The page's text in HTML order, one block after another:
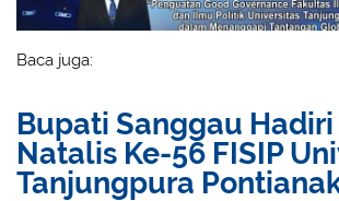
Baca juga:
Bupati Sanggau Hadiri
Natalis Ke-56 FISIP
Tanjungpura